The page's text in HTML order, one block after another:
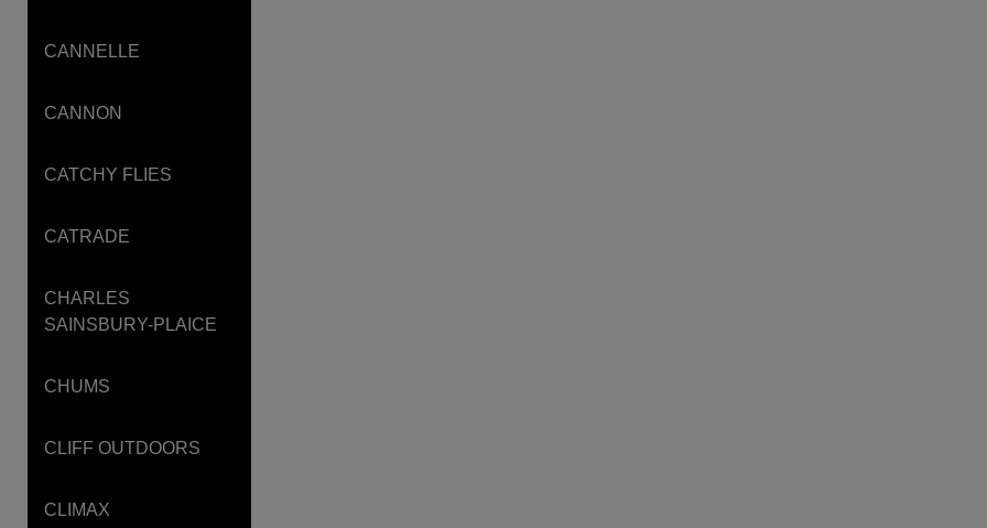
CANNELLE
CANNON
CATCHY FLIES
CATRADE
CHARLES
SAINSBURY-PLAICE
CHUMS
CLIFF OUTDOORS
CLIMAX